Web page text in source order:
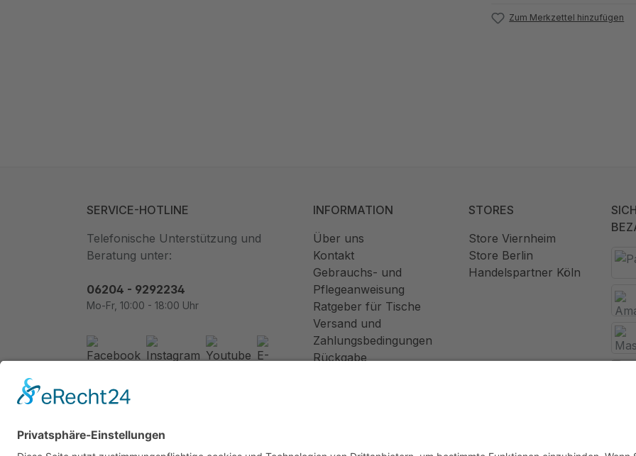
Zum Merkzettel hinzufügen
SERVICE-HOTLINE
Telefonische Unterstützung und
Beratung unter:
06204 - 9292234
Mo-Fr, 10:00 - 18:00 Uhr
Newsletter abonnieren
INFORMATION
Über uns
Kontakt
Gebrauchs- und
Pflegeanweisung
Ratgeber für Tische
Versand und
Zahlungsbedingungen
Rückgabe
STORES
Store Viernheim
Store Berlin
Handelspartner Köln